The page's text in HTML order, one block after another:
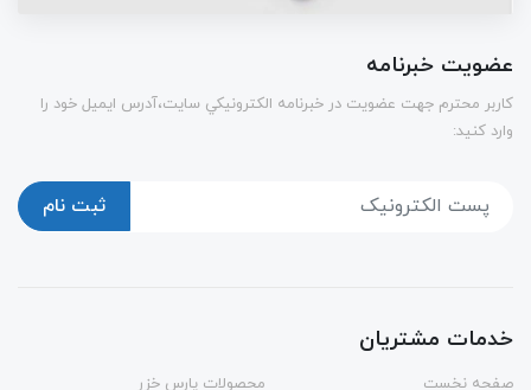
عضویت خبرنامه
كاربر محترم جهت عضويت در خبرنامه الكترونيكي سايت،آدرس ایمیل خود را
وارد کنید:
ثبت نام
خدمات مشتریان
صفحه نخست
محصولات پارس خزر